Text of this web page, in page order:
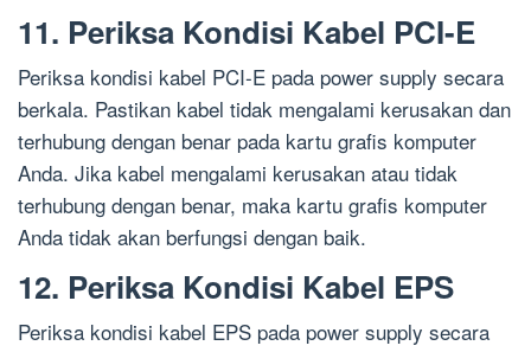
11. Periksa Kondisi Kabel PCI-E
Periksa kondisi kabel PCI-E pada power supply secara
berkala. Pastikan kabel tidak mengalami kerusakan dan
terhubung dengan benar pada kartu grafis komputer
Anda. Jika kabel mengalami kerusakan atau tidak
terhubung dengan benar, maka kartu grafis komputer
Anda tidak akan berfungsi dengan baik.
12. Periksa Kondisi Kabel EPS
Periksa kondisi kabel EPS pada power supply secara